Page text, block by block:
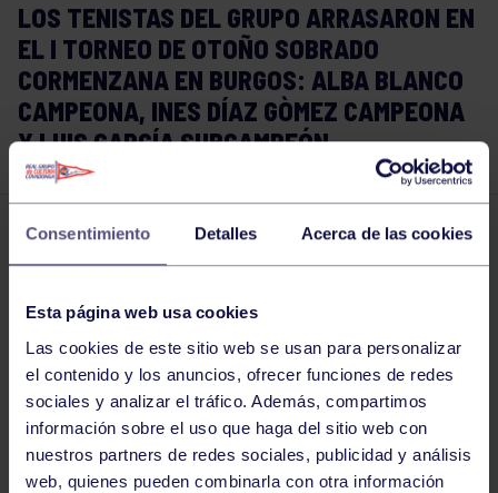
Consentimiento Detalles Acerca de las cookies
Esta página web usa cookies
Las cookies de este sitio web se usan para personalizar
el contenido y los anuncios, ofrecer funciones de redes
sociales y analizar el tráfico. Además, compartimos
información sobre el uso que haga del sitio web con
nuestros partners de redes sociales, publicidad y análisis
web, quienes pueden combinarla con otra información
LOS TENISTAS DEL GRUPO ARRASARON EN
EL I TORNEO DE OTOÑO SOBRADO
CORMENZANA EN BURGOS: ALBA BLANCO
CAMPEONA, INES DÍAZ GÒMEZ CAMPEONA
Y LUIS GARCÍA SUBCAMPEÓN.
Tenis 13 NOV 2016